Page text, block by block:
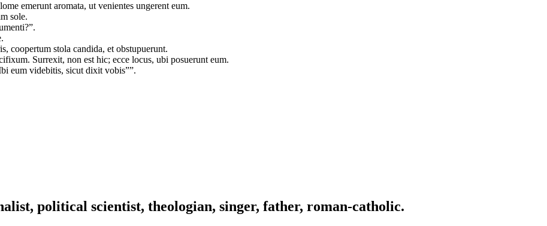
emerunt aromata, ut venientes ungerent eum.
sole.
coopertum stola candida, et obstupuerunt.
Surrexit, non est hic; ecce locus, ubi posuerunt eum.
eum videbitis, sicut dixit vobis””.
political scientist, theologian, singer, father, roman-catholic.